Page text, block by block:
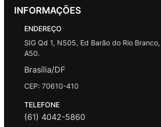
INFORMAÇÕES
ENDEREÇO
SIG Qd 1, N505, Ed Barão do Rio
A50.
Brasília/DF
CEP: 70610-410
TELEFONE
(61) 4042-5860